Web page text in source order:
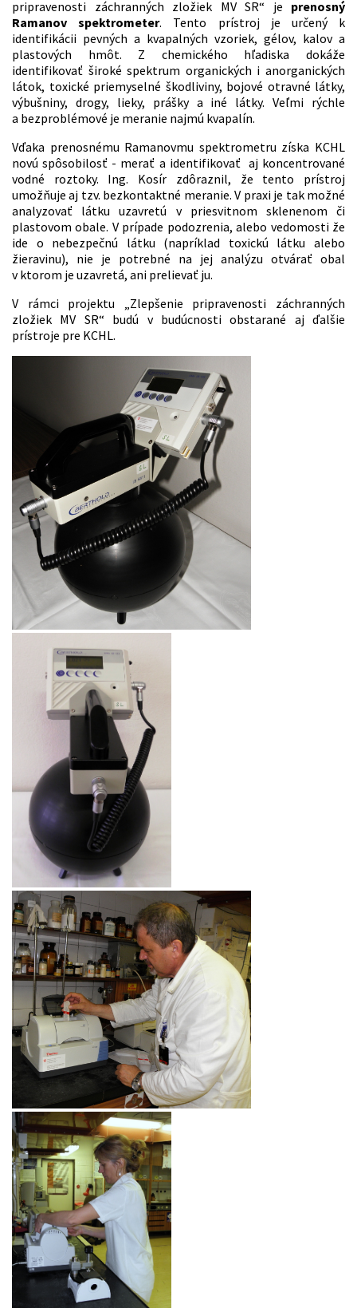
pripravenosti záchranných zložiek MV SR“ je prenosný
Ramanov spektrometer. Tento prístroj je určený k
identifikácii pevných a kvapalných vzoriek, gélov, kalov a
plastových hmôt. Z chemického hľadiska dokáže
identifikovať široké spektrum organických i anorganických
látok, toxické priemyselné škodliviny, bojové otravné látky,
výbušniny, drogy, lieky, prášky a iné látky. Veľmi rýchle
a bezproblémové je meranie najmú kvapalín.
Vďaka prenosnému Ramanovmu spektrometru získa KCHL
novú spôsobilosť - merať a identifikovať aj koncentrované
vodné roztoky. Ing. Kosír zdôraznil, že tento prístroj
umožňuje aj tzv. bezkontaktné meranie. V praxi je tak možné
analyzovať látku uzavretú v priesvitnom sklenenom či
plastovom obale. V prípade podozrenia, alebo vedomosti že
ide o nebezpečnú látku (napríklad toxickú látku alebo
žieravinu), nie je potrebné na jej analýzu otvárať obal
v ktorom je uzavretá, ani prelievať ju.
V rámci projektu „Zlepšenie pripravenosti záchranných
zložiek MV SR“ budú v budúcnosti obstarané aj ďalšie
prístroje pre KCHL.